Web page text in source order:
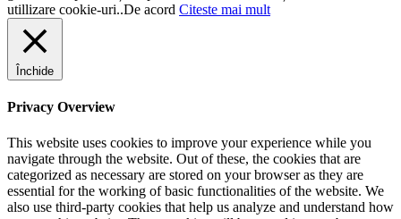
utillizare cookie-uri..De acord Citeste mai mult
Închide
Privacy Overview
This website uses cookies to improve your experience while you
navigate through the website. Out of these, the cookies that are
categorized as necessary are stored on your browser as they are
essential for the working of basic functionalities of the website. We
also use third-party cookies that help us analyze and understand how